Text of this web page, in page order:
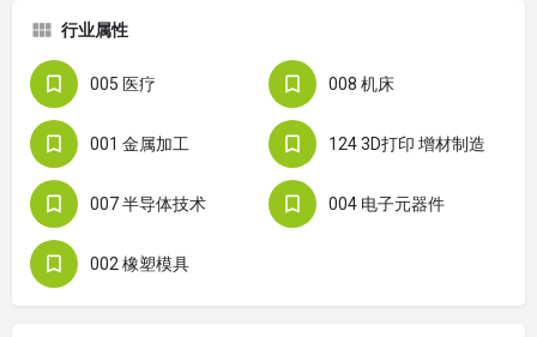
行业属性
005 医疗 008 机床
001 金属加工 124 3D打印 增材制造
007 半导体技术 004 电子元器件
002 橡塑模具